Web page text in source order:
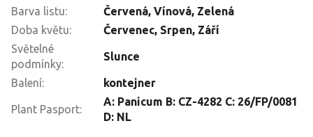
Barva listu: Červená, Vínová, Zelená
Doba květu: Červenec, Srpen, Září
Světelné
podmínky:
Slunce
Balení: kontejner
Plant Pasport:
A: Panicum B: CZ-4282 C: 26/FP/0081
D: NL